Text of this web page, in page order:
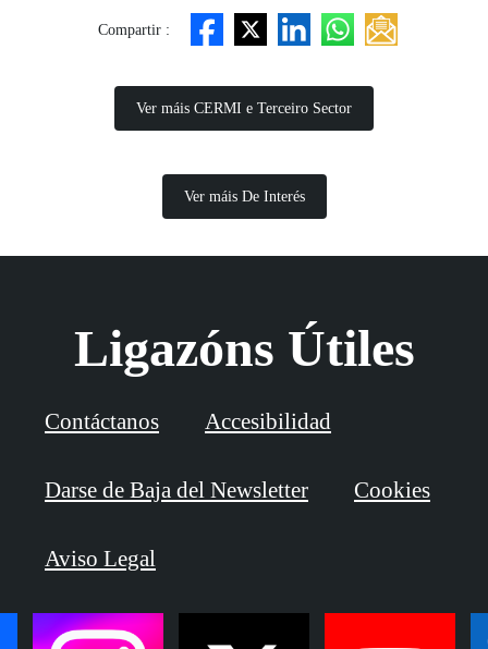
Compartir :
Ver máis CERMI e Terceiro Sector
Ver máis De Interés
Ligazóns Útiles
Contáctanos Accesibilidad
Darse de Baja del Newsletter Cookies
Aviso Legal